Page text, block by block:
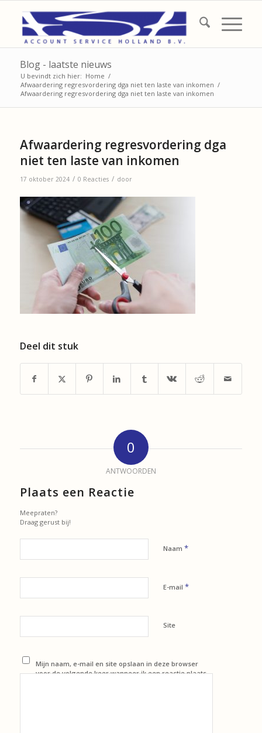
Blog - laatste nieuws
U bevindt zich hier: Home /
Afwaardering regresvordering dga niet ten laste van inkomen /
Afwaardering regresvordering dga niet ten laste van inkomen
Afwaardering regresvordering dga
niet ten laste van inkomen
17 oktober 2024 / 0 Reacties / door
Deel dit stuk
0
ANTWOORDEN
Plaats een Reactie
Meepraten?
Draag gerust bij!
Naam *
E-mail *
Site
Mijn naam, e-mail en site opslaan in deze browser
voor de volgende keer wanneer ik een reactie plaats.